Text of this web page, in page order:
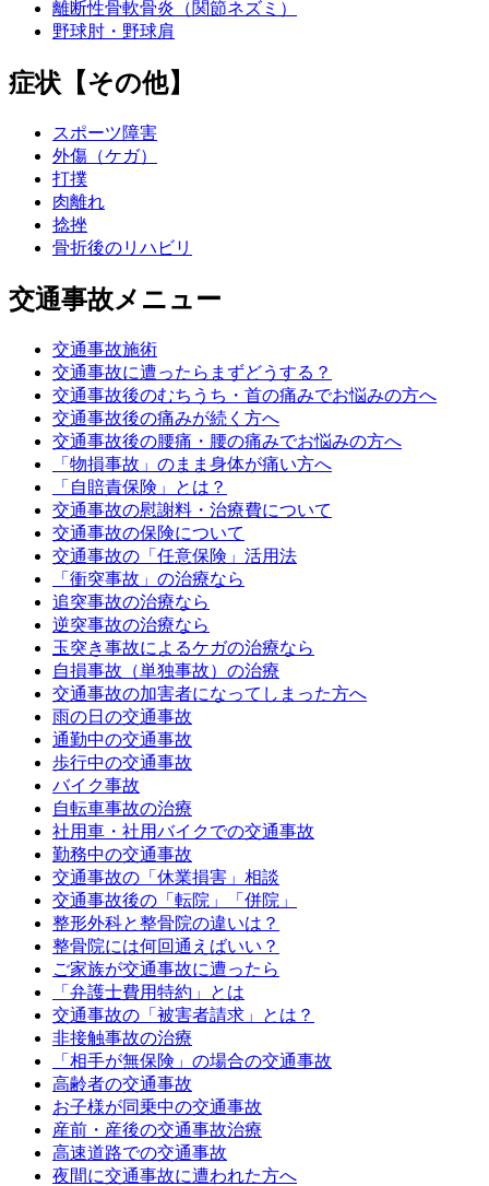
離断性骨軟骨炎（関節ネズミ）
野球肘・野球肩
症状【その他】
スポーツ障害
外傷（ケガ）
打撲
肉離れ
捻挫
骨折後のリハビリ
交通事故メニュー
交通事故施術
交通事故に遭ったらまずどうする？
交通事故後のむちうち・首の痛みでお悩みの方へ
交通事故後の痛みが続く方へ
交通事故後の腰痛・腰の痛みでお悩みの方へ
「物損事故」のまま身体が痛い方へ
「自賠責保険」とは？
交通事故の慰謝料・治療費について
交通事故の保険について
交通事故の「任意保険」活用法
「衝突事故」の治療なら
追突事故の治療なら
逆突事故の治療なら
玉突き事故によるケガの治療なら
自損事故（単独事故）の治療
交通事故の加害者になってしまった方へ
雨の日の交通事故
通勤中の交通事故
歩行中の交通事故
バイク事故
自転車事故の治療
社用車・社用バイクでの交通事故
勤務中の交通事故
交通事故の「休業損害」相談
交通事故後の「転院」「併院」
整形外科と整骨院の違いは？
整骨院には何回通えばいい？
ご家族が交通事故に遭ったら
「弁護士費用特約」とは
交通事故の「被害者請求」とは？
非接触事故の治療
「相手が無保険」の場合の交通事故
高齢者の交通事故
お子様が同乗中の交通事故
産前・産後の交通事故治療
高速道路での交通事故
夜間に交通事故に遭われた方へ